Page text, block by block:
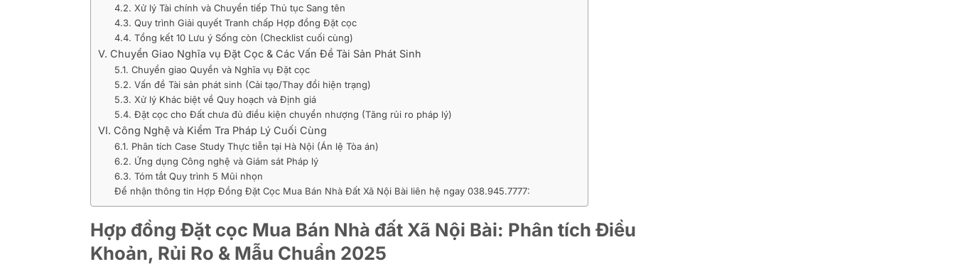
4.2. Xử lý Tài chính và Chuyển tiếp Thủ tục Sang tên
4.3. Quy trình Giải quyết Tranh chấp Hợp đồng Đặt cọc
4.4. Tổng kết 10 Lưu ý Sống còn (Checklist cuối cùng)
V. Chuyển Giao Nghĩa vụ Đặt Cọc & Các Vấn Đề Tài Sản Phát Sinh
5.1. Chuyển giao Quyền và Nghĩa vụ Đặt cọc
5.2. Vấn đề Tài sản phát sinh (Cải tạo/Thay đổi hiện trạng)
5.3. Xử lý Khác biệt về Quy hoạch và Định giá
5.4. Đặt cọc cho Đất chưa đủ điều kiện chuyển nhượng (Tăng rủi ro pháp lý)
VI. Công Nghệ và Kiểm Tra Pháp Lý Cuối Cùng
6.1. Phân tích Case Study Thực tiễn tại Hà Nội (Án lệ Tòa án)
6.2. Ứng dụng Công nghệ và Giám sát Pháp lý
6.3. Tóm tắt Quy trình 5 Mũi nhọn
Để nhận thông tin Hợp Đồng Đặt Cọc Mua Bán Nhà Đất Xã Nội Bài liên hệ ngay 038.945.7777:
Hợp đồng Đặt cọc Mua Bán Nhà đất Xã Nội Bài: Phân tích Điều
Khoản, Rủi Ro & Mẫu Chuẩn 2025